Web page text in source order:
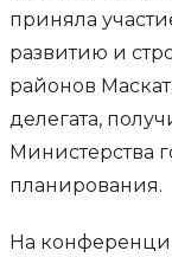
приняла
развитию и
районов
делегата,
Министерства
планирования.
На